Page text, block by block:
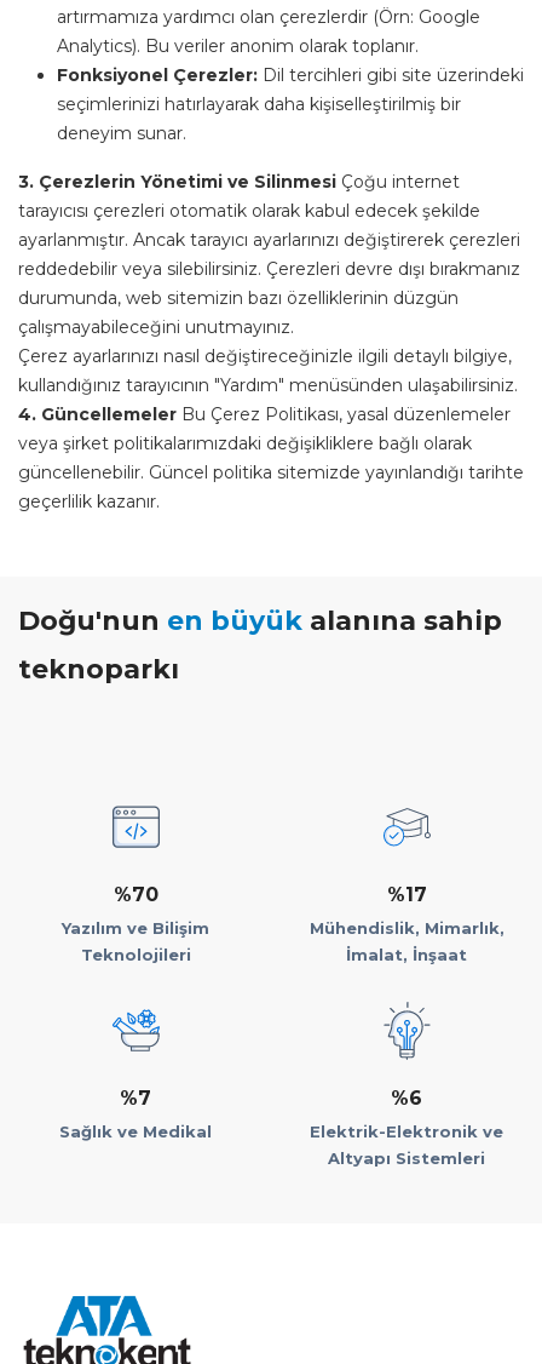
artırmamıza yardımcı olan çerezlerdir (Örn: Google
Analytics). Bu veriler anonim olarak toplanır.
Fonksiyonel Çerezler: Dil tercihleri gibi site üzerindeki
seçimlerinizi hatırlayarak daha kişiselleştirilmiş bir
deneyim sunar.
3. Çerezlerin Yönetimi ve Silinmesi Çoğu internet
tarayıcısı çerezleri otomatik olarak kabul edecek şekilde
ayarlanmıştır. Ancak tarayıcı ayarlarınızı değiştirerek çerezleri
reddedebilir veya silebilirsiniz. Çerezleri devre dışı bırakmanız
durumunda, web sitemizin bazı özelliklerinin düzgün
çalışmayabileceğini unutmayınız.
Çerez ayarlarınızı nasıl değiştireceğinizle ilgili detaylı bilgiye,
kullandığınız tarayıcının "Yardım" menüsünden ulaşabilirsiniz.
4. Güncellemeler Bu Çerez Politikası, yasal düzenlemeler
veya şirket politikalarımızdaki değişikliklere bağlı olarak
güncellenebilir. Güncel politika sitemizde yayınlandığı tarihte
geçerlilik kazanır.
Doğu'nun en büyük alanına sahip
teknoparkı
%70
Yazılım ve Bilişim
Teknolojileri
%17
Mühendislik, Mimarlık,
İmalat, İnşaat
%7
Sağlık ve Medikal
%6
Elektrik-Elektronik ve
Altyapı Sistemleri